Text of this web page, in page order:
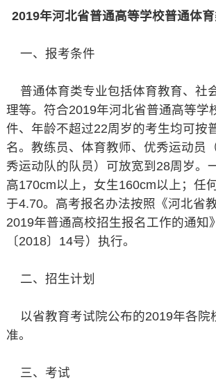
2019年河北省普通高等学校普通体
一、报考条件
普通体育类专业包括体育教育、社
理等。符合2019年河北省普通高等学
件、年龄不超过22周岁的考生均可按
名。教练员、体育教师、优秀运动员
秀运动队的队员）可放宽到28周岁。
高170cm以上，女生160cm以上；任
于4.70。高考报名办法按照《河北省
2019年普通高校招生报名工作的通知
〔2018〕14号）执行。
二、招生计划
以省教育考试院公布的2019年各院
准。
三、考试